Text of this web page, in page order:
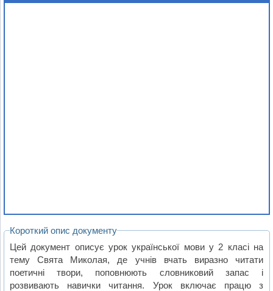
Короткий опис документу
Цей документ описує урок української мови у 2 класі на
тему Свята Миколая, де учнів вчать виразно читати
поетичні твори, поповнюють словниковий запас і
розвивають навички читання. Урок включає працю з